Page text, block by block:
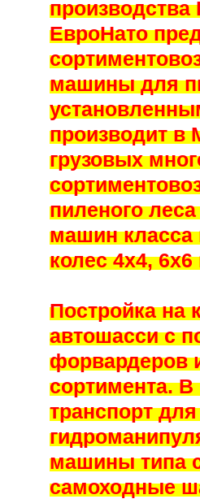
ЕвроНато
машины для
производит в
грузовых
пиленого
машин класса
колес 4х4, 6х6
Постройка на
автошасси с
форвардеров
сортимента. В
транспорт
машины типа
самоходные